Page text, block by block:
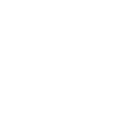
Link, öffnet neues Fenster)
(externer Link, öffnet neues